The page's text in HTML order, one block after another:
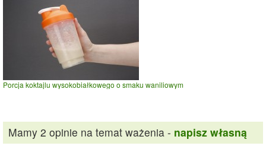
Porcja koktajlu wysokobiałkowego o smaku waniliowym
Mamy 2 opinie na temat ważenia - napisz własną